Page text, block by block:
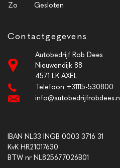
Zo
Gesloten
Contactgegevens
Autobedrijf Rob Dees
Nieuwendijk 88
4571 LK AXEL
Telefoon +31115-530800
info@autobedrijfrobdees.nl
IBAN NL33 INGB 0003 3716 31
KvK HR21017630
BTW nr NL825677026B01